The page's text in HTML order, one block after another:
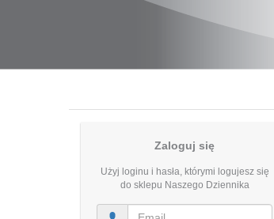
Zaloguj się
Użyj loginu i hasła, którymi logujesz się
do sklepu Naszego Dziennika